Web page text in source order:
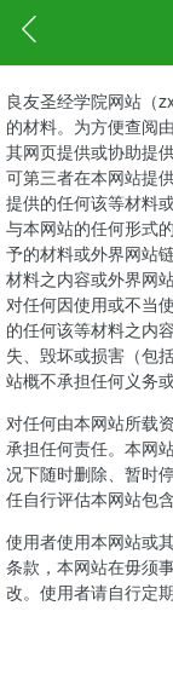
良友圣经学院网站（
的材料。为方便查阅
其网页提供或协助提
可第三者在本网站提
提供的任何该等材料
与本网站的任何形式
予的材料或外界网站
材料之内容或外界网
对任何因使用或不当
的任何该等材料之内
失、毁坏或损害（包
站概不承担任何义务或
对任何由本网站所载
承担任何责任。本网
况下随时删除、暂时
任自行评估本网站包
使用者使用本网站或
条款，本网站在毋须
改。使用者请自行定期